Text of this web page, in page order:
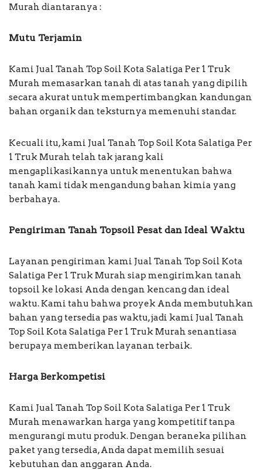
Murah diantaranya :
Mutu Terjamin
Kami Jual Tanah Top Soil Kota Salatiga Per 1 Truk
Murah memasarkan tanah di atas tanah yang dipilih
secara akurat untuk mempertimbangkan kandungan
bahan organik dan teksturnya memenuhi standar.
Kecuali itu, kami Jual Tanah Top Soil Kota Salatiga Per
1 Truk Murah telah tak jarang kali
mengaplikasikannya untuk menentukan bahwa
tanah kami tidak mengandung bahan kimia yang
berbahaya.
Pengiriman Tanah Topsoil Pesat dan Ideal Waktu
Layanan pengiriman kami Jual Tanah Top Soil Kota
Salatiga Per 1 Truk Murah siap mengirimkan tanah
topsoil ke lokasi Anda dengan kencang dan ideal
waktu. Kami tahu bahwa proyek Anda membutuhkan
bahan yang tersedia pas waktu, jadi kami Jual Tanah
Top Soil Kota Salatiga Per 1 Truk Murah senantiasa
berupaya memberikan layanan terbaik.
Harga Berkompetisi
Kami Jual Tanah Top Soil Kota Salatiga Per 1 Truk
Murah menawarkan harga yang kompetitif tanpa
mengurangi mutu produk. Dengan beraneka pilihan
paket yang tersedia, Anda dapat memilih sesuai
kebutuhan dan anggaran Anda.